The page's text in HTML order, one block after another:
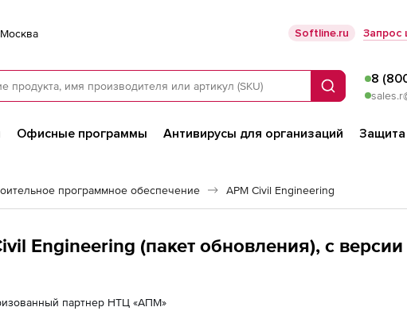
Москва Softline.ru Запрос
Поиск
8
Офисные программы Антивирусы для организаций
программное обеспечение APM Civil Engineering
Engineering (пакет обновления), с версии
партнер НТЦ «АПМ»